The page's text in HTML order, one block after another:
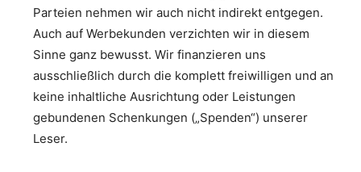
Parteien nehmen wir auch nicht indirekt entgegen.
Auch auf Werbekunden verzichten wir in diesem
Sinne ganz bewusst. Wir finanzieren uns
ausschließlich durch die komplett freiwilligen und an
keine inhaltliche Ausrichtung oder Leistungen
gebundenen Schenkungen („Spenden“) unserer
Leser.